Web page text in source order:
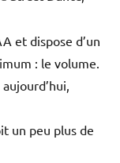
et dispose d’un
: le volume.
un peu plus de